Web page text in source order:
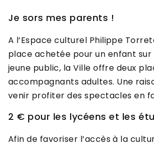
Je sors mes parents !
A l’Espace culturel Philippe
place achetée pour un enfant
jeune public, la Ville offre deux
accompagnants adultes. Une
venir profiter des spectacles en
2 € pour les lycéens et les
Afin de favoriser l’accès à la